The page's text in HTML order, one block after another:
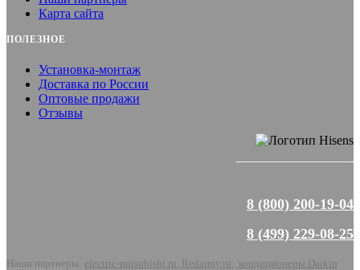
Карта сайта
ПОЛЕЗНОЕ
Установка-монтаж
Доставка по России
Оптовые продажи
Отзывы
8 (800) 200-19-04
8 (499) 229-08-25
Наши партнеры: electric-mitsubishi.ru Redarmy.ru кондиционеры Daikin